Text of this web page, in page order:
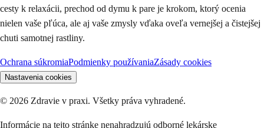
cesty k relaxácii, prechod od dymu k pare je krokom, ktorý ocenia
nielen vaše pľúca, ale aj vaše zmysly vďaka oveľa vernejšej a čistejšej
chuti samotnej rastliny.
Ochrana súkromiaPodmienky používaniaZásady cookies
Nastavenia cookies
© 2026 Zdravie v praxi. Všetky práva vyhradené.
Informácie na tejto stránke nenahradzujú odborné lekárske